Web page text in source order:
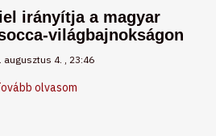
irányítja a magyar
világbajnokságon
augusztus 4. 23:46
olvasom